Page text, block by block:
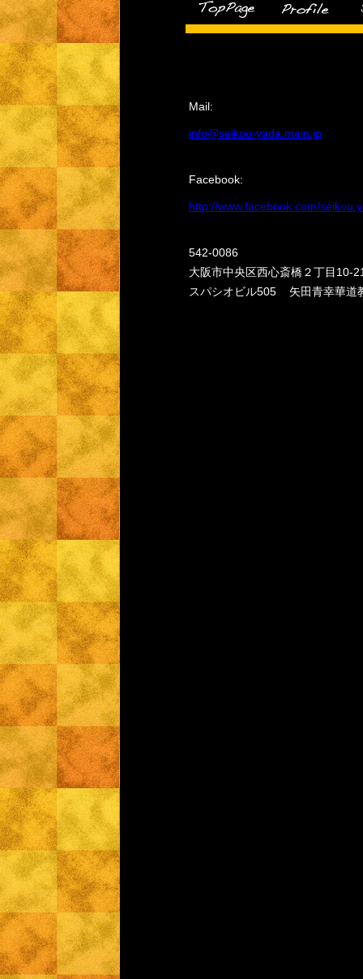
Mail:
info@seikou-yada.main.jp
Facebook:
http://www.facebook.com/
542-0086
大阪市中央区西心斎橋２丁目10-
スパシオビル505 矢田青幸華道